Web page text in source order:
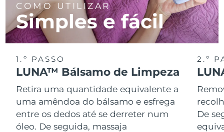
COMO UTILIZAR
Simples e fácil
1.º PASSO
LUNA™ Bálsamo de Limpeza
Retira uma quantidade equivalente a
uma amêndoa do bálsamo e esfrega
entre os dedos até se derreter num
óleo. De seguida, massaja
2.º
De